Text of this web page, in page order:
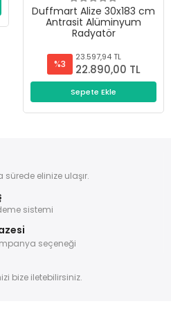
30x183 cm
Duffmart Alize
Antrasit
%3
sürede elinize ulaşır.
sistemi
seçeneği
bize iletebilirsiniz.